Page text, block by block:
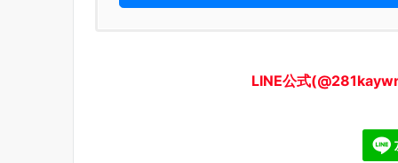
LINE公式